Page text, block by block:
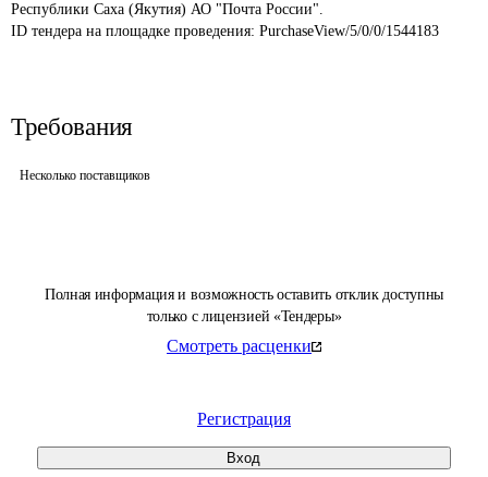
Полная информация и возможность оставить отклик доступны
только с лицензией «Тендеры»
Смотреть расценки
Регистрация
Вход
Республики Саха (Якутия) АО "Почта России".
ID тендера на площадке проведения: PurchaseView/5/0/0/1544183
Требования
Несколько поставщиков